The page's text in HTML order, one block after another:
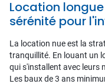
Location
sérénité pour
La location nue est la
tranquillité. En louant un
qui s'installent avec leurs
Les baux de 3 ans